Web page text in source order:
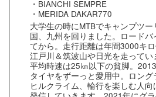
・BIANCHI SEMPRE
・MERIDA DAKAR770
大学生の時にMTBでキャンプツ
国、九州を回りました。ロード
てから。走行距離は年間3000キロ
江戸川＆筑波山や日光を走って
平均時速は25㎞以下の貧脚。
タイヤをずーっと愛用中。ロン
ヒルクライム、輪行を楽しむ人